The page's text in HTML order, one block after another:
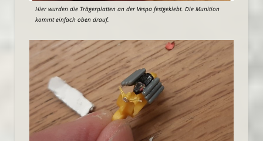
Hier wurden die Trägerplatten an der Vespa festgeklebt. Die Munition
kommt einfach oben drauf.